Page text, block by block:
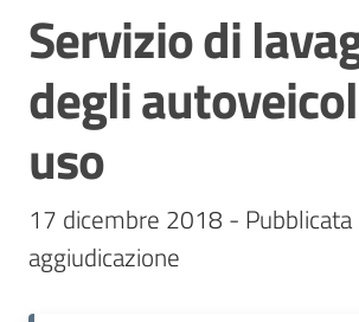
Stazioni
appaltanti
Contatti
Salta al contenuto
Servizio di
degli
uso
17 dicembre 2018 -